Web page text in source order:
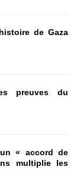
de Gaza
preuves du
« accord de
multiplie les